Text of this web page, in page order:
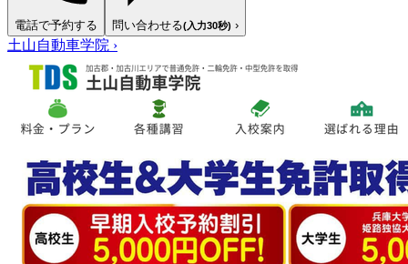
電話で予約する 問い合わせる(入力30秒) ›
土山自動車学院 ›